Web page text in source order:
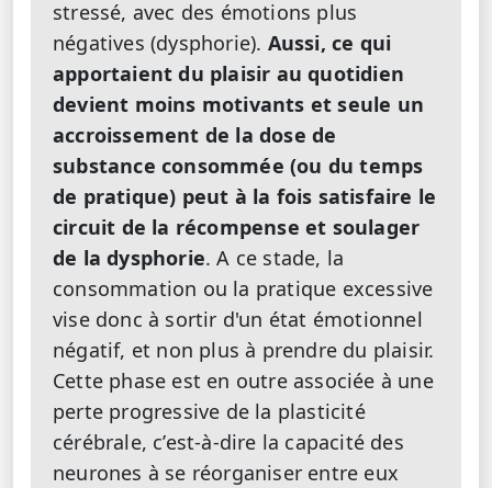
stressé, avec des émotions plus
négatives (dysphorie). Aussi, ce qui
apportaient du plaisir au quotidien
devient moins motivants et seule un
accroissement de la dose de
substance consommée (ou du temps
de pratique) peut à la fois satisfaire le
circuit de la récompense et soulager
de la dysphorie. A ce stade, la
consommation ou la pratique excessive
vise donc à sortir d'un état émotionnel
négatif, et non plus à prendre du plaisir.
Cette phase est en outre associée à une
perte progressive de la plasticité
cérébrale, c’est-à-dire la capacité des
neurones à se réorganiser entre eux